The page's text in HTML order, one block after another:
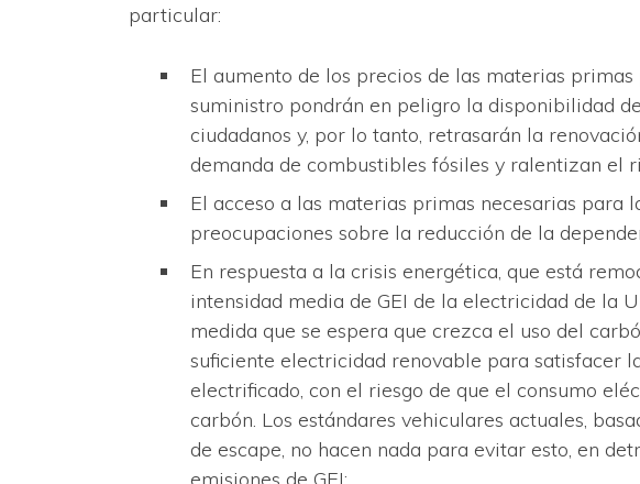
particular:
El aumento de los precios de las materias
suministro pondrán en peligro la disponibilidad
ciudadanos y, por lo tanto, retrasarán la
demanda de combustibles fósiles y ralentizan el
El acceso a las materias primas necesarias para
preocupaciones sobre la reducción de la
En respuesta a la crisis energética, que está
intensidad media de GEI de la electricidad de la
medida que se espera que crezca el uso del
suficiente electricidad renovable para satisfacer
electrificado, con el riesgo de que el consumo
carbón. Los estándares vehiculares actuales,
de escape, no hacen nada para evitar esto, en